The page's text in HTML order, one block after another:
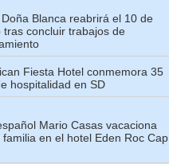
Blanca reabrirá el 10 de
tras concluir trabajos de
Fiesta Hotel conmemora 35
hospitalidad en SD
Mario Casas vacaciona
familia en el hotel Eden Roc Cap